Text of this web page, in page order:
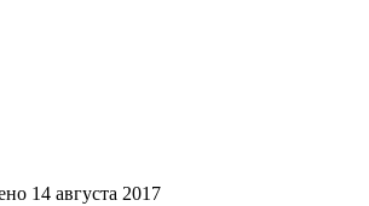
14 августа 2017